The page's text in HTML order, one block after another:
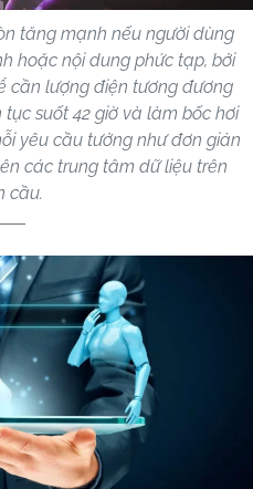
tăng mạnh nếu người dùng
hoặc nội dung phức tạp, bởi
cần lượng điện tương đương
suốt 42 giờ và làm bốc hơi
yêu cầu tưởng như đơn giản
các trung tâm dữ liệu trên
cầu.